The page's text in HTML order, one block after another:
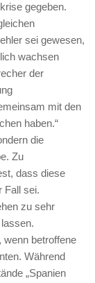
gegeben.
sei gewesen,
wachsen
der
mit den
haben.“
die
Zu
dass diese
Fall sei.
zu sehr
wenn betroffene
Während
„Spanien